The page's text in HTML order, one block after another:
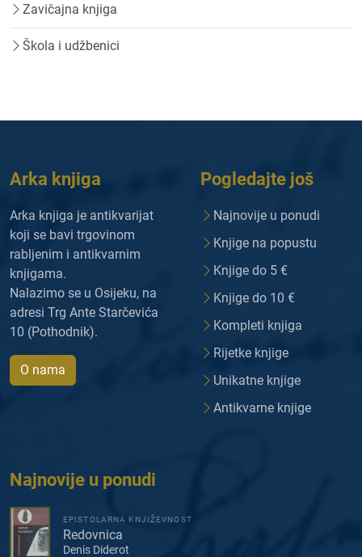
Zavičajna knjiga
Škola i udžbenici
Arka knjiga
Arka knjiga je antikvarijat
koji se bavi trgovinom
rabljenim i antikvarnim
knjigama.
Nalazimo se u Osijeku, na
adresi Trg Ante Starčevića
10 (Pothodnik).
O nama
Pogledajte još
Najnovije u ponudi
Knjige na popustu
Knjige do 5 €
Knjige do 10 €
Kompleti knjiga
Rijetke knjige
Unikatne knjige
Antikvarne knjige
Najnovije u ponudi
EPISTOLARNA KNJIŽEVNOST
Redovnica
Denis Diderot